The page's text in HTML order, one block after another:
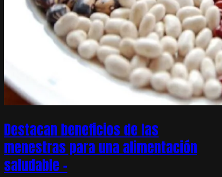
Destacan beneficios de las
menestras para una alimentación
saludable –